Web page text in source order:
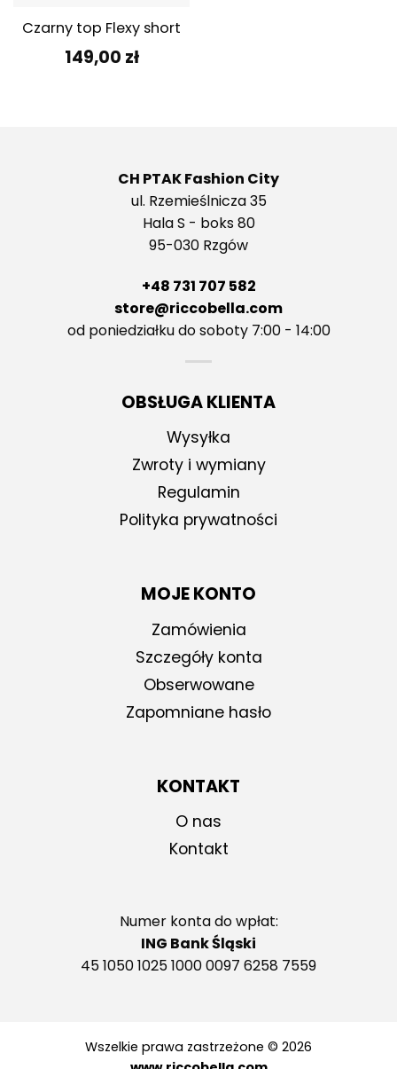
Czarny top Flexy short
149,00 zł
CH PTAK Fashion City
ul. Rzemieślnicza 35
Hala S - boks 80
95-030 Rzgów
+48 731 707 582
store@riccobella.com
od poniedziałku do soboty 7:00 - 14:00
OBSŁUGA KLIENTA
Wysyłka
Zwroty i wymiany
Regulamin
Polityka prywatności
MOJE KONTO
Zamówienia
Szczegóły konta
Obserwowane
Zapomniane hasło
KONTAKT
O nas
Kontakt
Numer konta do wpłat:
ING Bank Śląski
45 1050 1025 1000 0097 6258 7559
Wszelkie prawa zastrzeżone © 2026